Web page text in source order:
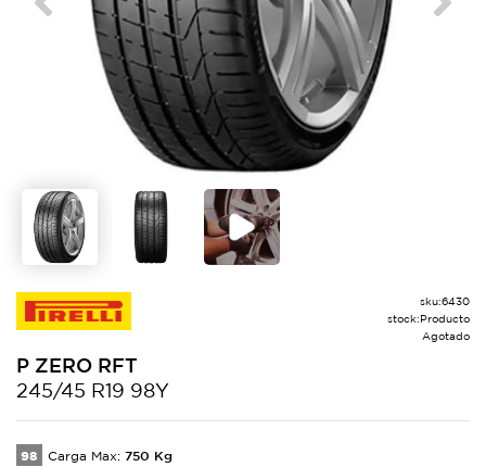
Previous Next
sku:6430
stock:Producto
Agotado
P ZERO RFT
245/45 R19 98Y
98 Carga Max: 750 Kg